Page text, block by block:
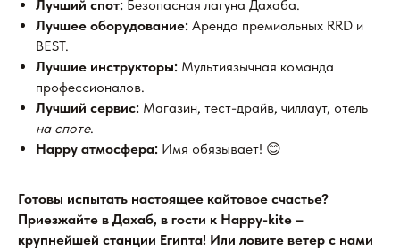
Лучший спот: Безопасная лагуна Дахаба.
Лучшее оборудование: Аренда премиальных RRD и
BEST.
Лучшие инструкторы: Мультиязычная команда
профессионалов.
Лучший сервис: Магазин, тест-драйв, чиллаут, отель
на споте.
Happy атмосфера: Имя обязывает! 😊
Готовы испытать настоящее кайтовое счастье?
Приезжайте в Дахаб, в гости к Happy-kite –
крупнейшей станции Египта! Или ловите ветер с нами